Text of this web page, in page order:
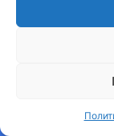
Књига